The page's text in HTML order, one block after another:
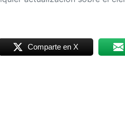
Comparte en X